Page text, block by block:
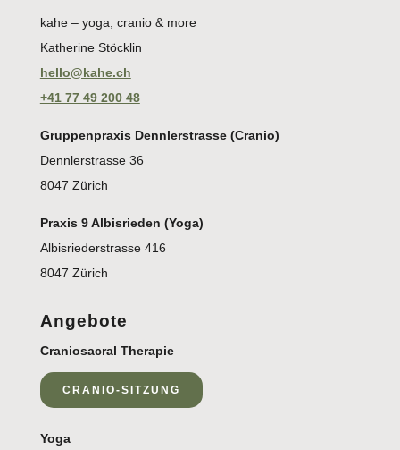
kahe – yoga, cranio & more
Katherine Stöcklin
hello@kahe.ch
+41 77 49 200 48
Gruppenpraxis Dennlerstrasse (Cranio)
Dennlerstrasse 36
8047 Zürich
Praxis 9 Albisrieden (Yoga)
Albisriederstrasse 416
8047 Zürich
Angebote
Craniosacral Therapie
CRANIO-SITZUNG
Yoga